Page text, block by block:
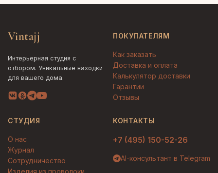
Vintajj
Интерьерная студия с
отбором. Уникальные находки
для вашего дома.
ПОКУПАТЕЛЯМ
Как заказать
Доставка и оплата
Калькулятор доставки
Гарантии
Отзывы
СТУДИЯ
О нас
Журнал
Сотрудничество
Изделия из проволоки
КОНТАКТЫ
+7 (495) 150-52-26
AI-консультант в Telegram